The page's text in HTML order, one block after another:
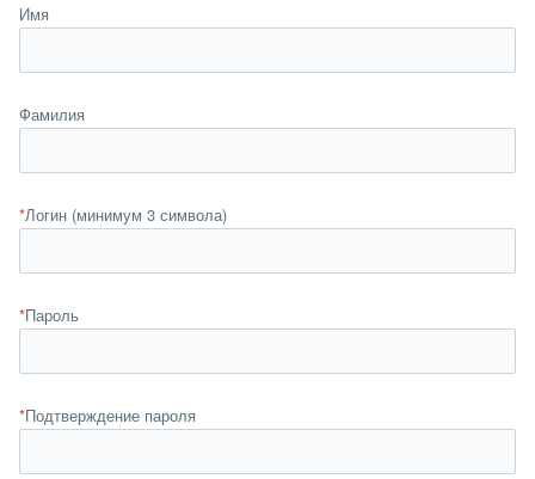
Имя
Фамилия
*Логин (минимум 3 символа)
*Пароль
*Подтверждение пароля